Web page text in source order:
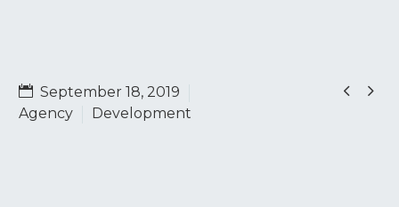
 
September 18, 2019
Agency
Development